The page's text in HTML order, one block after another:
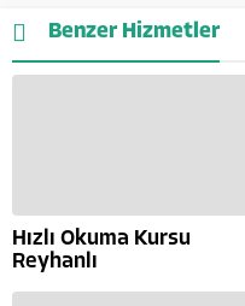
Benzer Hizmetler
Hızlı Okuma Kursu
Reyhanlı